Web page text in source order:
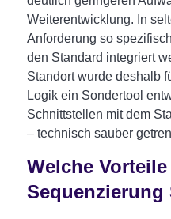
Weiterentwicklung. In
Anforderung so
den Standard integriert
Standort wurde deshalb
Logik ein Sondertool
Schnittstellen mit dem
– technisch sauber
Welche
Sequenzierung